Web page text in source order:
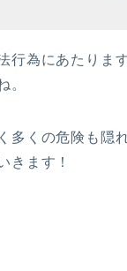
行為にあたりま
。
多くの危険も隠
きます！